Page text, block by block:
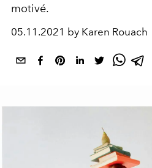
motivé.
05.11.2021 by Karen Rouach